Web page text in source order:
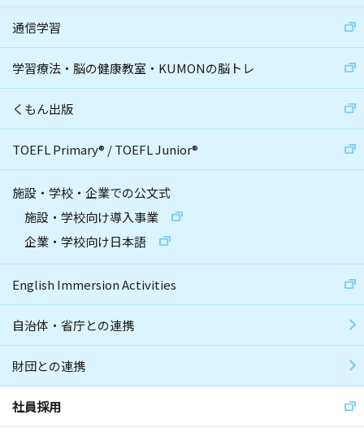
通信学習
学習療法・脳の健康教室・KUMONの脳トレ
くもん出版
TOEFL Primary® /TOEFL Junior®
施設・学校・企業での公文式
施設・学校向け導入事業
企業・学校向け日本語
English Immersion Activities
自治体・省庁との連携
財団との連携
社員採用